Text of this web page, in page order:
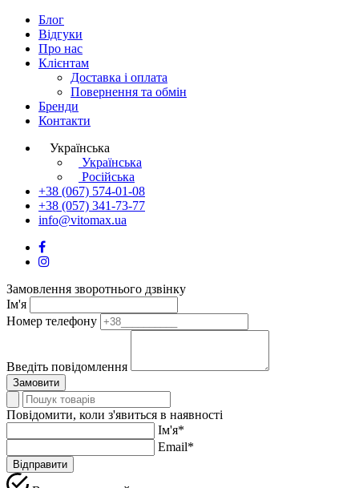
Блог
Відгуки
Про нас
Клієнтам
Доставка і оплата
Повернення та обмін
Бренди
Контакти
Українська
Українська
Російська
+38 (067) 574-01-08
+38 (057) 341-73-77
info@vitomax.ua
Замовлення зворотнього дзвінку
Ім'я
Номер телефону
Введіть повідомлення
Замовити
Повідомити, коли з'явиться в наявності
Ім'я*
Email*
Відправити